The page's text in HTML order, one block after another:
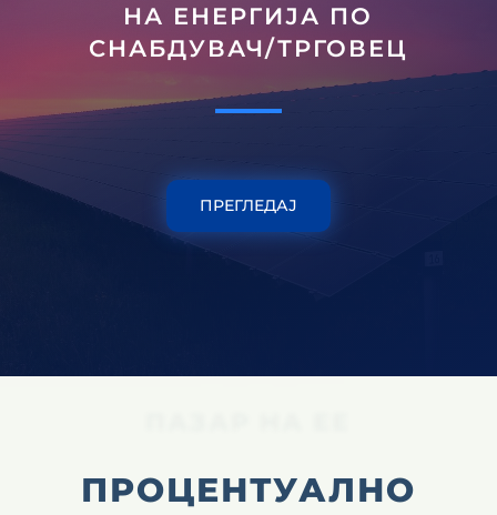
НА ЕНЕРГИЈА ПО
СНАБДУВАЧ/ТРГОВЕЦ
ПРЕГЛЕДАЈ
ПРОЦЕНТУАЛНО